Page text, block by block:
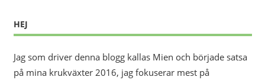
HEJ
Jag som driver denna blogg kallas Mien och började satsa
på mina krukväxter 2016, jag fokuserar mest på